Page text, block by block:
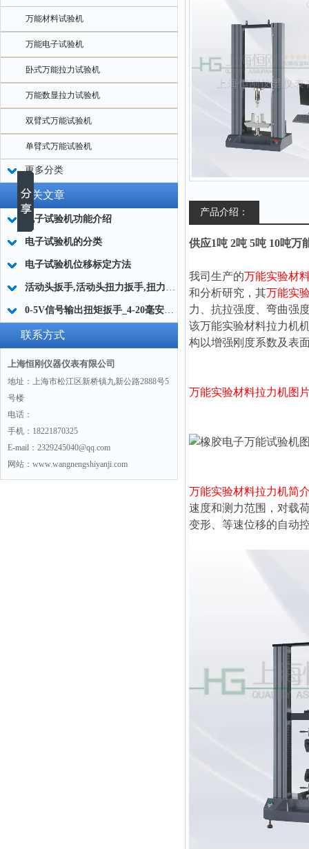
万能材料试验机
万能电子试验机
卧式万能拉力试验机
万能数显拉力试验机
双臂式万能试验机
单臂式万能试验机
更多分类
相关文章
电子试验机功能介绍
电子试验机的分类
电子试验机位移标定方法
活动头扳手,活动头扭力扳手,扭力扳手配件活动头
0-5V信号输出扭矩扳手_4-20毫安输出扭矩扳手厂家
联系方式
上海恒刚仪器仪表有限公司
地址：上海市松江区新桥镇九新公路2888号5
号楼
电话：
手机：18221870325
E-mail：2329245040@qq.com
网站：www.wangnengshiyanji.com
产品介绍：
供应1吨 2吨 5吨 10吨万
我司生产的万能实验材
和分析研究，其万能实
力、抗拉强度、弯曲强
该万能实验材料拉力机
构以增强刚度系数及表
万能实验材料拉力机图
万能实验材料拉力机简
速度和测力范围，对载
变形、等速位移的自动